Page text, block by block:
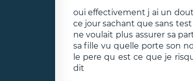
oui effectivement j ai un
ce jour sachant que sans
ne voulait plus assurer sa
sa fille vu quelle porte son
le pere qu est ce que je
dit